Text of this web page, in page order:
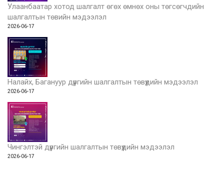
Улаанбаатар хотод шалгалт өгөх өмнөх оны төгсөгчдийн
шалгалтын төвийн мэдээлэл
2026-06-17
Налайх, Багануур дүүргийн шалгалтын төвүүдийн мэдээлэл
2026-06-17
Чингэлтэй дүүргийн шалгалтын төвүүдийн мэдээлэл
2026-06-17